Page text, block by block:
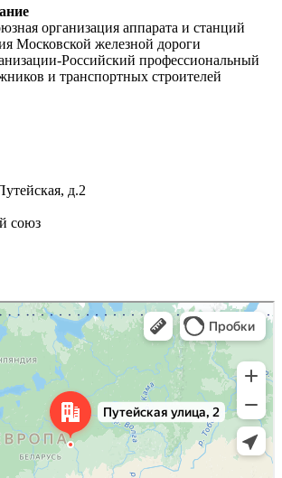
организация аппарата и станций
Московской железной дороги
Российский профессиональный
и транспортных строителей
д.2
союз